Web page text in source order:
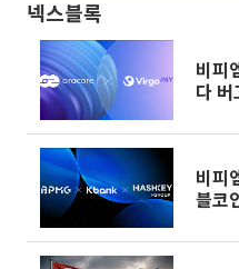
넥스블록
비피
다
비피
블코